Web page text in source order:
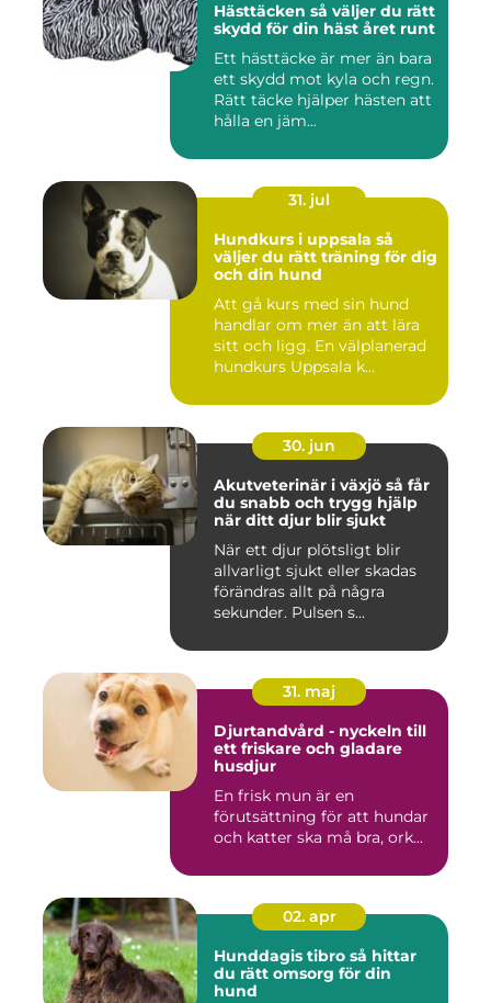
Hästtäcken så väljer du rätt
skydd för din häst året runt
Ett hästtäcke är mer än bara
ett skydd mot kyla och regn.
Rätt täcke hjälper hästen att
hålla en jäm...
31. jul
Hundkurs i uppsala så
väljer du rätt träning för dig
och din hund
Att gå kurs med sin hund
handlar om mer än att lära
sitt och ligg. En välplanerad
hundkurs Uppsala k...
30. jun
Akutveterinär i växjö så får
du snabb och trygg hjälp
när ditt djur blir sjukt
När ett djur plötsligt blir
allvarligt sjukt eller skadas
förändras allt på några
sekunder. Pulsen s...
31. maj
Djurtandvård - nyckeln till
ett friskare och gladare
husdjur
En frisk mun är en
förutsättning för att hundar
och katter ska må bra, ork...
02. apr
Hunddagis tibro så hittar
du rätt omsorg för din
hund